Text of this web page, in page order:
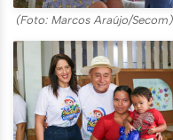
(Foto: Marcos Araújo/Secom)